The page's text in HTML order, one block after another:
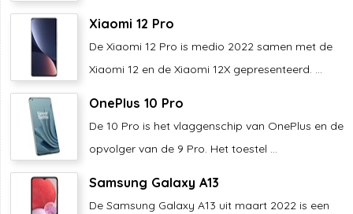
Xiaomi 12 Pro
De Xiaomi 12 Pro is medio 2022 samen met de
Xiaomi 12 en de Xiaomi 12X gepresenteerd. ...
OnePlus 10 Pro
De 10 Pro is het vlaggenschip van OnePlus en de
opvolger van de 9 Pro. Het toestel ...
Samsung Galaxy A13
De Samsung Galaxy A13 uit maart 2022 is een